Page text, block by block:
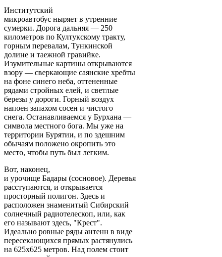
Институтский
микроавтобус ныряет в утренние
сумерки. Дорога дальняя — 250
километров по Култукскому тракту,
горным перевалам, Тункинской
долине и таежной гравийке.
Изумительные картины открываются
взору — сверкающие саянские хребты
на фоне синего неба, оттененные
рядами стройных елей, и светлые
березы у дороги. Горный воздух
напоен запахом сосен и чистого
снега. Останавливаемся у Бурхана —
символа местного бога. Мы уже на
территории Бурятии, и по здешним
обычаям положено окропить это
место, чтобы путь был легким.
Вот, наконец,
и урочище Бадары (сосновое). Деревья
расступаются, и открывается
просторный полигон. Здесь и
расположен знаменитый Сибирский
солнечный радиотелескоп, или, как
его называют здесь, "Крест".
Идеально ровные ряды антенн в виде
пересекающихся прямых растянулись
на 625х625 метров. Над полем стоит